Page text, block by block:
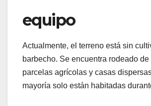
equipo
Actualmente, el terreno está sin
barbecho. Se encuentra rodeado de
parcelas agrícolas y casas
mayoría solo están habitadas